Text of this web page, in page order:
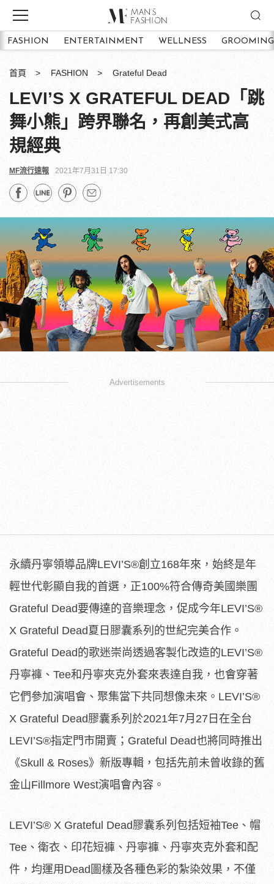
FASHION ENTERTAINMENT WELLNESS GROOMING
首頁 FASHION Grateful Dead
LEVI’S X GRATEFUL DEAD「跳
舞小熊」跨界聯名，再創美式高
規經典
MF流行速報 2021年7月31日 17:30
Advertisements
永續丹寧領導品牌LEVI’S®創立168年來，始終是年
輕世代彰顯自我的首選，正100%符合傳奇美國樂團
Grateful Dead要傳達的音樂理念，促成今年LEVI’S®
X Grateful Dead夏日膠囊系列的世紀完美合作。
Grateful Dead的歌迷崇尚透過客製化改造的LEVI’S®
丹寧褲、Tee和丹寧夾克外套來表達自我，也會穿著
它們參加演唱會、聚集當下共同想像未來。LEVI’S®
X Grateful Dead膠囊系列於2021年7月27日在全台
LEVI’S®指定門市開賣；Grateful Dead也將同時推出
《Skull & Roses》新版專輯，包括先前未曾收錄的舊
金山Fillmore West演唱會內容。
LEVI’S® X Grateful Dead膠囊系列包括短袖Tee、帽
Tee、衛衣、印花短褲、丹寧褲、丹寧夾克外套和配
件，均運用Dead圖樣及各種色彩的紮染效果，不僅